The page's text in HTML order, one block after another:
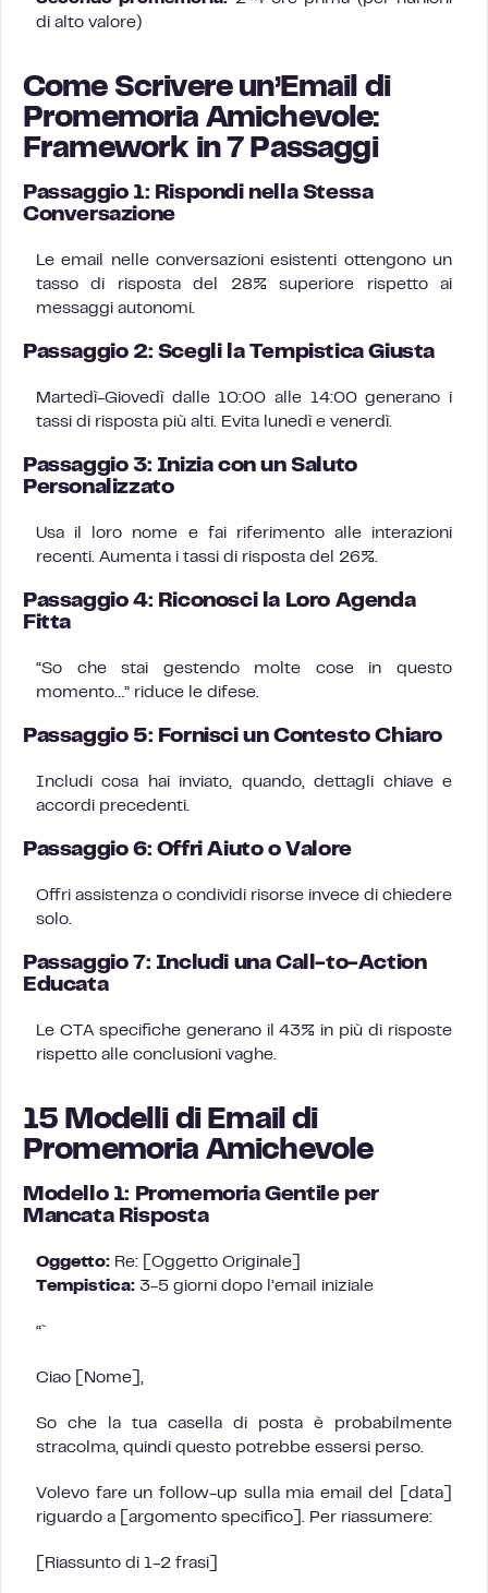
di alto valore)
Come Scrivere un’Email di
Promemoria Amichevole:
Framework in 7 Passaggi
Passaggio 1: Rispondi nella Stessa
Conversazione
Le email nelle conversazioni esistenti ottengono un
tasso di risposta del 28% superiore rispetto ai
messaggi autonomi.
Passaggio 2: Scegli la Tempistica Giusta
Martedì-Giovedì dalle 10:00 alle 14:00 generano i
tassi di risposta più alti. Evita lunedì e venerdì.
Passaggio 3: Inizia con un Saluto
Personalizzato
Usa il loro nome e fai riferimento alle interazioni
recenti. Aumenta i tassi di risposta del 26%.
Passaggio 4: Riconosci la Loro Agenda
Fitta
“So che stai gestendo molte cose in questo
momento…” riduce le difese.
Passaggio 5: Fornisci un Contesto Chiaro
Includi cosa hai inviato, quando, dettagli chiave e
accordi precedenti.
Passaggio 6: Offri Aiuto o Valore
Offri assistenza o condividi risorse invece di chiedere
solo.
Passaggio 7: Includi una Call-to-Action
Educata
Le CTA specifiche generano il 43% in più di risposte
rispetto alle conclusioni vaghe.
15 Modelli di Email di
Promemoria Amichevole
Modello 1: Promemoria Gentile per
Mancata Risposta
Oggetto: Re: [Oggetto Originale]
Tempistica: 3-5 giorni dopo l’email iniziale
“`
Ciao [Nome],
So che la tua casella di posta è probabilmente
stracolma, quindi questo potrebbe essersi perso.
Volevo fare un follow-up sulla mia email del [data]
riguardo a [argomento specifico]. Per riassumere:
[Riassunto di 1-2 frasi]